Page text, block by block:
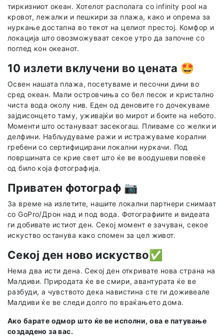
тиркизниот океан. Хотелот располага со infinity pool на
кровот, лежалки и пешкири за плажа, како и опрема за
нуркање достапна во текот на целиот престој. Комфор и
локација што овозможуваат секое утро да започне со
поглед кон океанот.
10 излети вклучени во цената 🤩
Освен нашата плажа, посетуваме и песочни дини во
сред океан. Мали островчиња со бел песок и кристално
чиста вода околу нив. Еден од деновите го дочекуваме
зајдисонцето таму, уживајќи во мирот и боите на небото.
Моменти што остануваат засекогаш. Пливаме со желки и
делфини. Набљудуваме ражи и истражуваме корални
гребени со сертифицирани локални нуркачи. Под
површината се крие свет што ќе ве воодушеви повеќе
од било која фотографија.
Приватен фотограф 📷
За време на излетите, нашите локални партнери снимаат
со GoPro/Дрон над и под вода. Фотографиите и видеата
ги добивате истиот ден. Секој момент е зачуван, секое
искуство останува како спомен за цел живот.
Секој ден ново искуство✅
Нема два исти дена. Секој ден откривате нова страна на
Малдиви. Природата ќе ве смири, авантурата ќе ве
разбуди, а чувството дека навистина сте ги доживеале
Малдиви ќе ве следи долго по враќањето дома.
Ако барате одмор што ќе ве исполни, ова е патување
создадено за вас.